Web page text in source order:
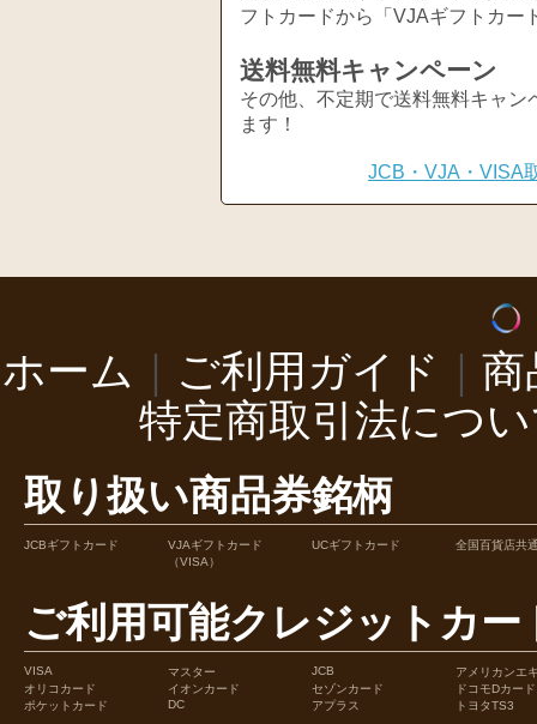
フトカードから「VJAギフトカー
送料無料キャンペーン
その他、不定期で送料無料キャ
ます！
JCB・VJA・VISA
ホーム ご利用ガイド
商
特定商取引法につ
取り扱い商品券銘柄
JCBギフトカード
VJAギフトカード
（VISA）
UCギフトカード 全国百貨店共
ご利用可能クレジットカー
VISA マスター JCB
アメリカンエ
オリコカード
イオンカード セゾンカード
ドコモDカード
ポケットカード
DC アプラス トヨタTS3